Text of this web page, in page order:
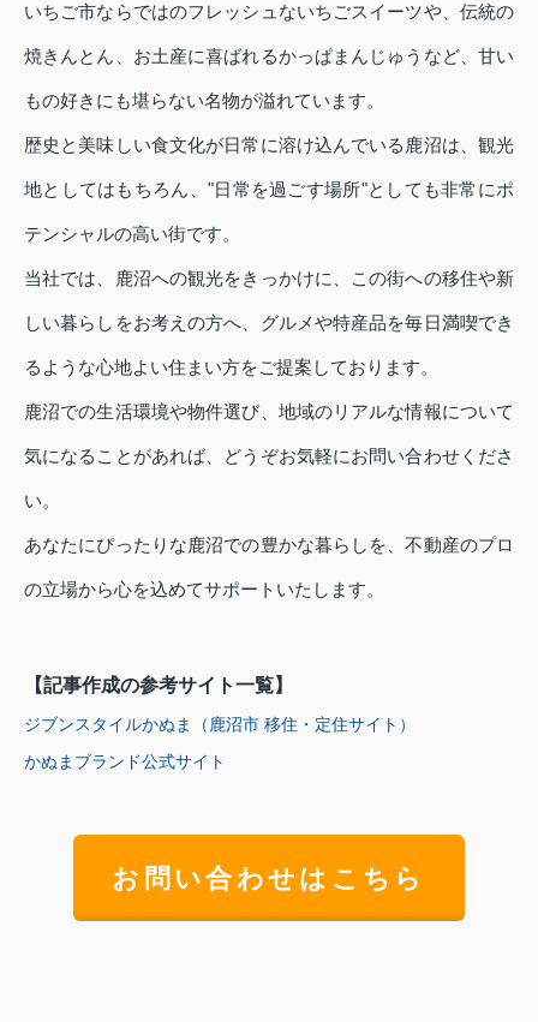
いちご市ならではのフレッシュないちごスイーツや、伝統の
焼きんとん、お土産に喜ばれるかっぱまんじゅうなど、甘い
もの好きにも堪らない名物が溢れています。
歴史と美味しい食文化が日常に溶け込んでいる鹿沼は、観光
地としてはもちろん、"日常を過ごす場所"としても非常にポ
テンシャルの高い街です。
当社では、鹿沼への観光をきっかけに、この街への移住や新
しい暮らしをお考えの方へ、グルメや特産品を毎日満喫でき
るような心地よい住まい方をご提案しております。
鹿沼での生活環境や物件選び、地域のリアルな情報について
気になることがあれば、どうぞお気軽にお問い合わせくださ
い。
あなたにぴったりな鹿沼での豊かな暮らしを、不動産のプロ
の立場から心を込めてサポートいたします。
【記事作成の参考サイト一覧】
ジブンスタイルかぬま（鹿沼市 移住・定住サイト）
かぬまブランド公式サイト
お問い合わせはこちら